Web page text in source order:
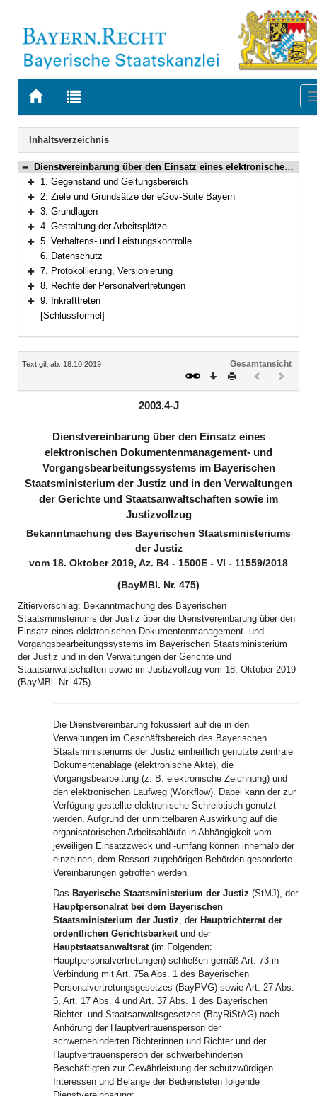
Zur
BAYERN.RECHT
Zur
letzten
Suche
Navigation
Inhaltsverzeichnis
Bereich reduzieren
Dienstvereinbarung über den Einsatz eines elektronischen Dokumentenmanagement- und Vorgangsbearbeitungssystems im Bayerischen Staatsministerium der Justiz und in den Verwaltungen der Gerichte und Staatsanwaltschaften sowie im Justizvollzug
Bereich erweitern
1. Gegenstand und Geltungsbereich
Bereich erweitern
2. Ziele und Grundsätze der eGov-Suite Bayern
Bereich erweitern
3. Grundlagen
Bereich erweitern
4. Gestaltung der Arbeitsplätze
Bereich erweitern
5. Verhaltens- und Leistungskontrolle
6. Datenschutz
Bereich erweitern
7. Protokollierung, Versionierung
Bereich erweitern
8. Rechte der Personalvertretungen
Bereich erweitern
9. Inkrafttreten
[Schlussformel]
Inhalt
Text gilt ab: 18.10.2019
Gesamtansicht
Download
DruckenVorheriges
2003.4-J
Dienstvereinbarung über den Einsatz eines
elektronischen Dokumentenmanagement- und
Vorgangsbearbeitungssystems im Bayerischen
Staatsministerium der Justiz und in den Verwaltungen
der Gerichte und Staatsanwaltschaften sowie im
Justizvollzug
Bekanntmachung des Bayerischen Staatsministeriums
der Justiz
vom 18. Oktober 2019, Az. B4 - 1500E - VI - 11559/2018
(BayMBl. Nr. 475)
Zitiervorschlag: Bekanntmachung des Bayerischen
Staatsministeriums der Justiz über die Dienstvereinbarung über den
Einsatz eines elektronischen Dokumentenmanagement- und
Vorgangsbearbeitungssystems im Bayerischen Staatsministerium
der Justiz und in den Verwaltungen der Gerichte und
Staatsanwaltschaften sowie im Justizvollzug vom 18. Oktober 2019
(BayMBl. Nr. 475)
Die Dienstvereinbarung fokussiert auf die in den
Verwaltungen im Geschäftsbereich des Bayerischen
Staatsministeriums der Justiz einheitlich genutzte zentrale
Dokumentenablage (elektronische Akte), die
Vorgangsbearbeitung (z. B. elektronische Zeichnung) und
den elektronischen Laufweg (Workflow). Dabei kann der zur
Verfügung gestellte elektronische Schreibtisch genutzt
werden. Aufgrund der unmittelbaren Auswirkung auf die
organisatorischen Arbeitsabläufe in Abhängigkeit vom
jeweiligen Einsatzzweck und -umfang können innerhalb der
einzelnen, dem Ressort zugehörigen Behörden gesonderte
Vereinbarungen getroffen werden.
Das Bayerische Staatsministerium der Justiz (StMJ), der
Hauptpersonalrat bei dem Bayerischen
Staatsministerium der Justiz, der Hauptrichterrat der
ordentlichen Gerichtsbarkeitund der
Hauptstaatsanwaltsrat(im Folgenden:
Hauptpersonalvertretungen) schließen gemäß Art. 73 in
Verbindung mit Art. 75a Abs. 1 des Bayerischen
Personalvertretungsgesetzes (BayPVG) sowie Art. 27 Abs.
5, Art. 17 Abs. 4 und Art. 37 Abs. 1 des Bayerischen
Richter- und Staatsanwaltsgesetzes (BayRiStAG) nach
Anhörung der Hauptvertrauensperson der
schwerbehinderten Richterinnen und Richter und der
Hauptvertrauensperson der schwerbehinderten
Beschäftigten zur Gewährleistung der schutzwürdigen
Interessen und Belange der Bediensteten folgende